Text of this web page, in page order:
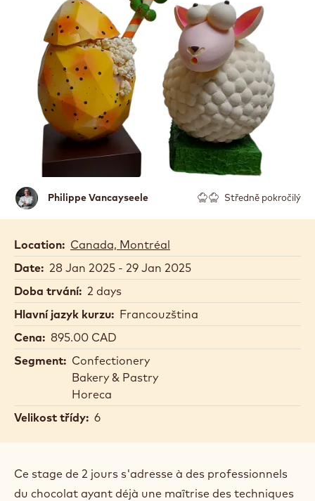
Philippe
Vancayseele
Philippe Vancayseele Středně pokročilý
Location: Canada, Montréal
Date: 28 Jan 2025 - 29 Jan 2025
Doba trvání: 2 days
Hlavní jazyk kurzu: Francouzština
Cena: 895.00 CAD
Segment: Confectionery
Bakery & Pastry
Horeca
Velikost třídy: 6
Ce stage de 2 jours s'adresse à des professionnels
du chocolat ayant déjà une maîtrise des techniques